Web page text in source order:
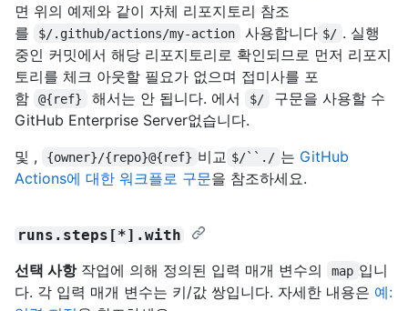
면 위의 예제와 같이 자체 리포지토리 참조
를
$/.github/actions/my-action 사용합니다 $/ . 실행
중인 커밋에서 해당 리포지토리로 확인되므로 먼저 리포지
토리를 체크 아웃할 필요가 없으며 접미사를 포
함
@{ref} 해서는 안 됩니다. 에서 $/
구문을 사용할 수
GitHub Enterprise Server없습니다.
및 ,
{owner}/{repo}@{ref} 비교 $/``./ 는 GitHub
Actions에 대한 워크플로 구문을 참조하세요.
runs.steps[*].with
선택 사항작업에 의해 정의된 입력 매개 변수의 map 입니
다. 각 입력 매개 변수는 키/값 쌍입니다. 자세한 내용은 예: